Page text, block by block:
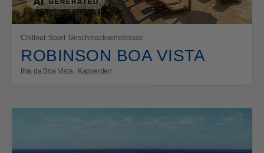
Chillout Sport Geschmackserlebnisse
ROBINSON BOA VISTA
Ilha da Boa Vista . Kapverden